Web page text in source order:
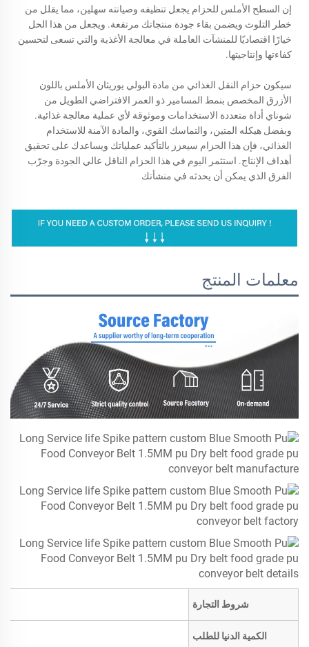
إن السطح الأملس للحزام يجعل تنظيفه وصيانته سهلين، مما يقلل من
خطر التلوث ويضمن بقاء جودة منتجاتك مرتفعة. ويجعل من هذا الحل
خيارًا اقتصاديًا للمنشآت العاملة في معالجة الأغذية والتي تسعى لتحسين
كفاءتها وإنتاجيتها.
سيكون حزام النقل الغذائي من مادة البولي يوريثان الأملس باللون
الأزرق المخصص بنمط المسامير ذو العمر الافتراضي الطويل من
شوناي أداة متعددة الاستخدامات وموثوقة لأي عملية معالجة غذائية.
وبفضل هيكله المتين، والتماسك القوي، والمادة الآمنة للاستخدام
الغذائي، فإن هذا الحزام سيعزز بالتأكيد عملياتك ويساعدك على تحقيق
أهداف الإنتاج. استثمر اليوم في هذا الحزام الناقل عالي الجودة وجرّب
الفرق الذي يمكن أن يحدثه في منشأتك
معلمات المنتج
شروط التجارة
الكمية الدنيا للطلب